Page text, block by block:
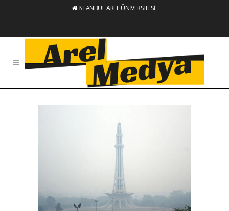
İSTANBUL AREL ÜNİVERSİTESİ